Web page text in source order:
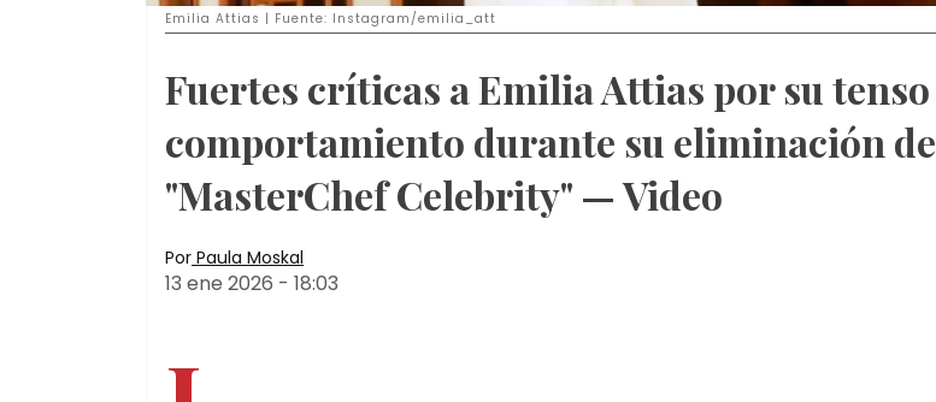
Emilia Attias | Fuente: Instagram/emilia_att
Fuertes críticas a Emilia Attias por su tenso
comportamiento durante su eliminación de
"MasterChef Celebrity" — Video
Por Paula Moskal
13 ene 2026 - 18:03